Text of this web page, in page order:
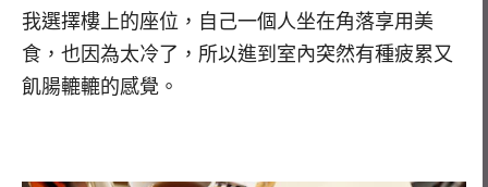
我選擇樓上的座位，自己一個人坐在角落享用美
食，也因為太冷了，所以進到室內突然有種疲累又
飢腸轆轆的感覺。